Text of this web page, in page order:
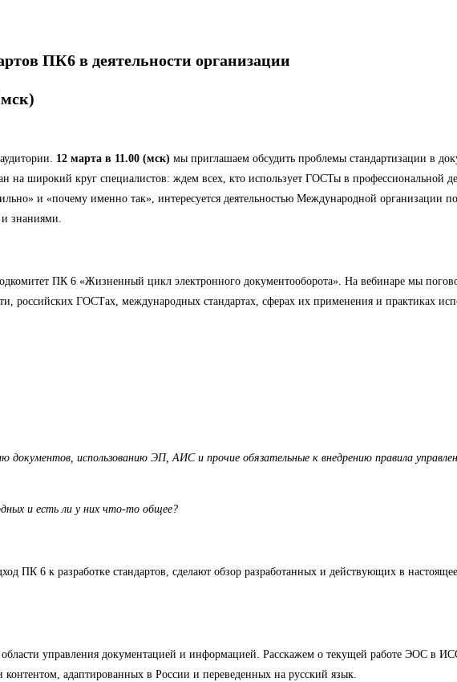
ПК6 в деятельности организации
12 марта в 11.00 (мск) мы приглашаем обсудить проблемы стандартизации в
широкий круг специалистов: ждем всех, кто использует ГОСТы в профессиональной
и «почему именно так», интересуется деятельностью Международной организации
знаниями.
ПК 6 «Жизненный цикл электронного документооборота». На вебинаре мы
российских ГОСТах, международных стандартах, сферах их применения и практиках
использованию ЭП, АИС и прочие обязательные к внедрению правила
и есть ли у них что-то общее?
ПК 6 к разработке стандартов, сделают обзор разработанных и действующих в
управления документацией и информацией. Расскажем о текущей работе ЭОС в
адаптированных в России и переведенных на русский язык.